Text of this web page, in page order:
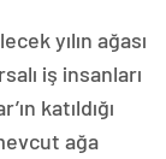
yılın ağası
iş insanları
katıldığı
ağa